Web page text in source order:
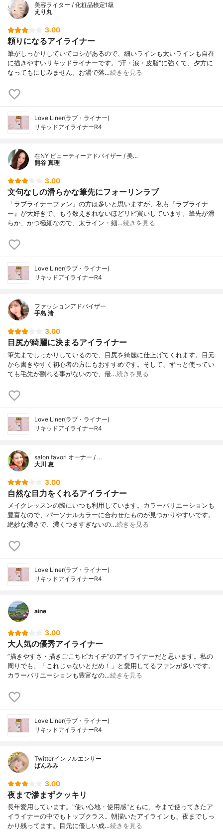
美容ライター / 化粧品検定1級
えり丸
3.00
頼りになるアイライナー
筆がしっかりしていてコシがあるので、細いラインも太いラインも自在
に描きやすいリキッドライナーです。"汗・涙・皮脂"に強くて、夕方に
なってもにじみません。お湯で落…続きを見る
Love Liner(ラブ・ライナー)
リキッドアイライナーR4
在NY ビューティーアドバイザー / 美…
熊谷 真理
3.00
文句なしの滑らかな筆先にフォーリンラブ
「ラブライナーファン」の方は多いと思いますが、私も『ラブライナ
ー』が大好きで、もう数えきれないほどリピ買いしています。筆先が滑
らか、かつ極細なので、太ライン・細…続きを見る
Love Liner(ラブ・ライナー)
リキッドアイライナーR4
ファッションアドバイザー
手島 渚
3.00
目尻が綺麗に決まるアイライナー
筆先までしっかりしているので、目尻を綺麗に仕上げてくれます。目元
から書きやすく初心者の方にもおすすめです。そして、ずっと使ってい
ても毛先が割れる事がないので、最…続きを見る
Love Liner(ラブ・ライナー)
リキッドアイライナーR4
salon favori オーナー / …
大川 恵
3.00
自然な目力をくれるアイライナー
メイクレッスンの際にいつも利用しています。カラーバリエーションも
豊富なので、パーソナルカラーに合わせたものが見つかりやすいです。
絶妙な濃さで、濃くつきすぎないの…続きを見る
Love Liner(ラブ・ライナー)
リキッドアイライナーR4
aine
3.00
大人気の優秀アイライナー
”描きやすさ・描きごこちピカイチ”のアイライナーだと思います。私の
周りでも、「これじゃないとだめ！」と愛用してるファンが多いです。
カラーバリエーションも豊富なの…続きを見る
Love Liner(ラブ・ライナー)
リキッドアイライナーR4
Twitterインフルエンサー
ぱんみみ
3.00
夜まで滲まずクッキリ
長年愛用しています。"使い心地・使用感"ともに、今まで使ってきたア
イライナーの中でもトップクラス。朝描いたアイラインも、夜までしっ
かり残ってます。目元に優しい成…続きを見る